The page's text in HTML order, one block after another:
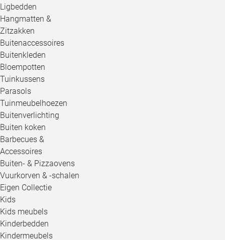
Ligbedden
Hangmatten &
Zitzakken
Buitenaccessoires
Buitenkleden
Bloempotten
Tuinkussens
Parasols
Tuinmeubelhoezen
Buitenverlichting
Buiten koken
Barbecues &
Accessoires
Buiten- & Pizzaovens
Vuurkorven & -schalen
Eigen Collectie
Kids
Kids meubels
Kinderbedden
Kindermeubels